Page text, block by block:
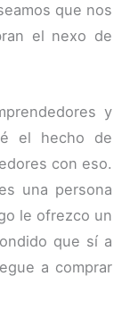
que nos
el nexo de
y
el hecho de
con eso.
una persona
le ofrezco un
que sí a
a comprar